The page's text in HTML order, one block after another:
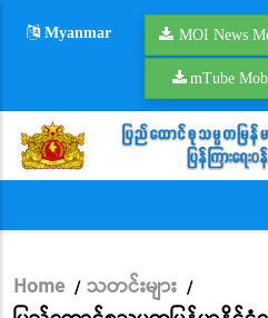
Myanmar MOI News
mTube
Breadcrumb
Home / သတင်းများ /